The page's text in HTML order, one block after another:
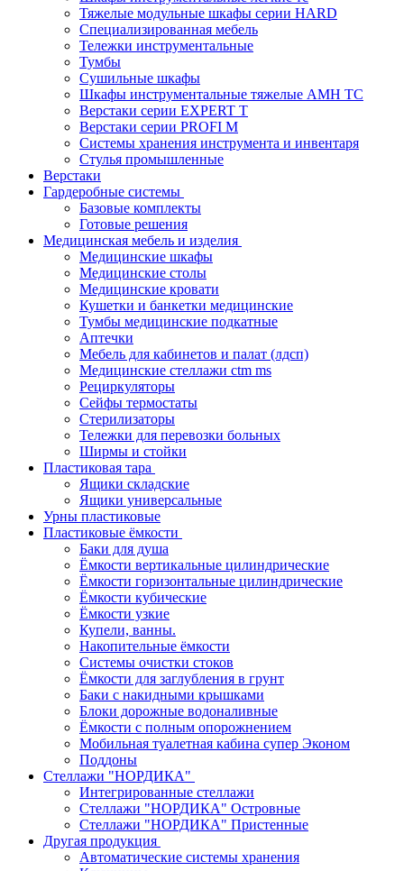
Тяжелые модульные шкафы серии HARD
Cпециализированная мебель
Тележки инструментальные
Тумбы
Cушильные шкафы
Шкафы инструментальные тяжелые AMH TC
Верстаки серии EXPERT T
Верстаки серии PROFI M
Системы хранения инструмента и инвентаря
Стулья промышленные
Верстаки
Гардеробные системы
Базовые комплекты
Готовые решения
Медицинская мебель и изделия
Медицинские шкафы
Медицинские столы
Медицинские кровати
Кушетки и банкетки медицинские
Тумбы медицинские подкатные
Аптечки
Мебель для кабинетов и палат (лдсп)
Медицинские стеллажи ctm ms
Рециркуляторы
Сейфы термостаты
Стерилизаторы
Тележки для перевозки больных
Ширмы и стойки
Пластиковая тара
Ящики складские
Ящики универсальные
Урны пластиковые
Пластиковые ёмкости
Баки для душа
Ёмкости вертикальные цилиндрические
Ёмкости горизонтальные цилиндрические
Ёмкости кубические
Ёмкости узкие
Купели, ванны.
Накопительные ёмкости
Системы очистки стоков
Ёмкости для заглубления в грунт
Баки с накидными крышками
Блоки дорожные водоналивные
Ёмкости с полным опорожнением
Мобильная туалетная кабина супер Эконом
Поддоны
Стеллажи "НОРДИКА"
Интегрированные стеллажи
Стеллажи "НОРДИКА" Островные
Стеллажи "НОРДИКА" Пристенные
Другая продукция
Автоматические системы хранения